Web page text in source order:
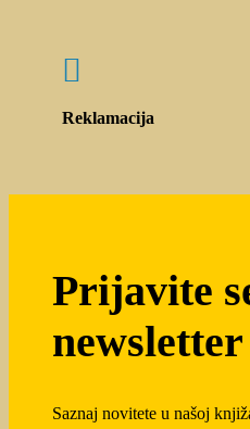

Reklamacija
Prijavite
newsletter
Saznaj novitete u našoj